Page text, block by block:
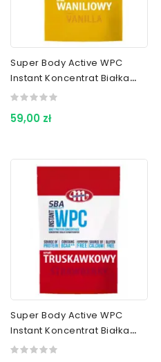
Super Body Active WPC
Instant Koncentrat Białka
Serwatkowego Wanilia 700
59,00 zł
Super Body Active WPC
Instant Koncentrat Białka
Serwatkowego